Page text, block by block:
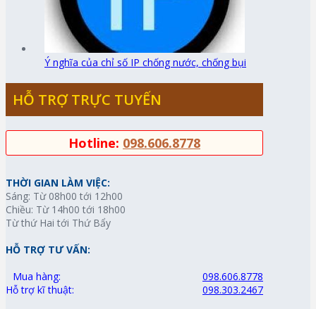
Ý nghĩa của chỉ số IP chống nước, chống bụi
HỖ TRỢ TRỰC TUYẾN
Hotline: 098.606.8778
THỜI GIAN LÀM VIỆC:
Sáng: Từ 08h00 tới 12h00
Chiều: Từ 14h00 tới 18h00
Từ thứ Hai tới Thứ Bẩy
HỖ TRỢ TƯ VẤN:
Mua hàng:
098.606.8778
Hỗ trợ kĩ thuật:
098.303.2467